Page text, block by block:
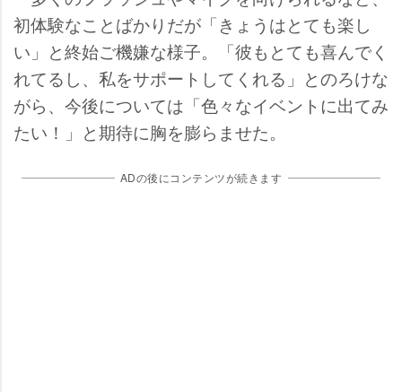
初体験なことばかりだが「きょうはとても楽し
い」と終始ご機嫌な様子。「彼もとても喜んでく
れてるし、私をサポートしてくれる」とのろけな
がら、今後については「色々なイベントに出てみ
たい！」と期待に胸を膨らませた。
ADの後にコンテンツが続きます